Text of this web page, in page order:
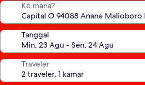
Ke mana?
Tanggal
Traveler